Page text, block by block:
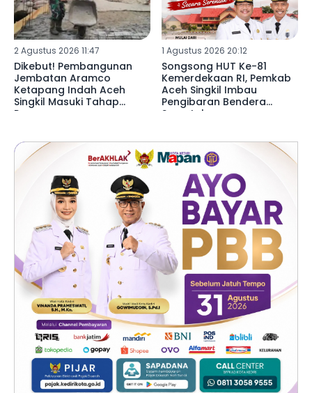
2 Agustus 2026 11:47
Dikebut! Pembangunan
Jembatan Aramco
Ketapang Indah Aceh
Singkil Masuki Tahap
Pengecoran
1 Agustus 2026 20:12
Songsong HUT Ke-81
Kemerdekaan RI, Pemkab
Aceh Singkil Imbau
Pengibaran Bendera
Serentak